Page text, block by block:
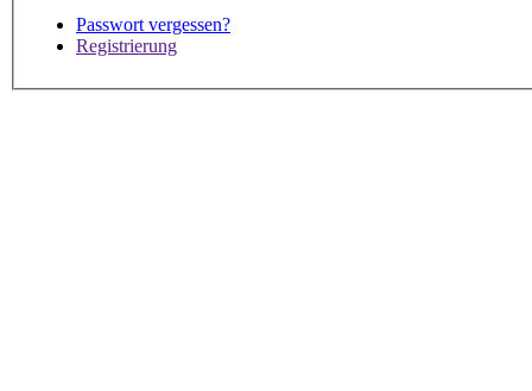
Passwort vergessen?
Registrierung